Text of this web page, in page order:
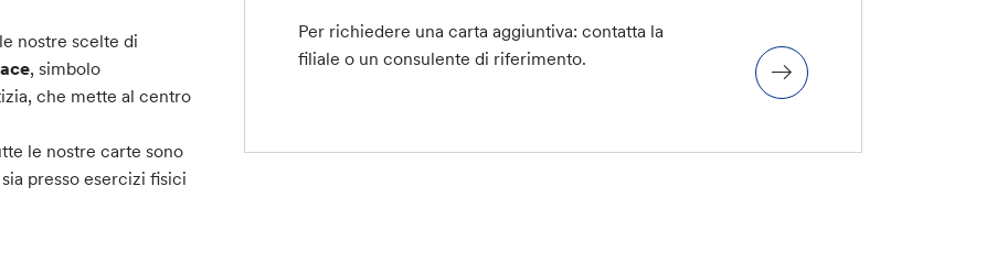
nostre scelte di
, simbolo
che mette al centro
le nostre carte sono
presso esercizi fisici
Per richiedere una carta aggiuntiva: contatta la
filiale o un consulente di riferimento.